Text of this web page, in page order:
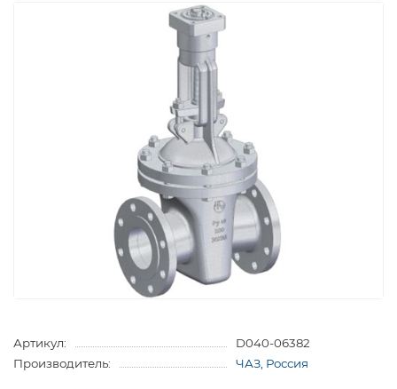
Артикул:
D040-06382
Производитель:
ЧАЗ, Россия